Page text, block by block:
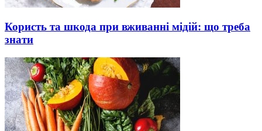
Користь та шкода при вживанні мідій: що треба
знати